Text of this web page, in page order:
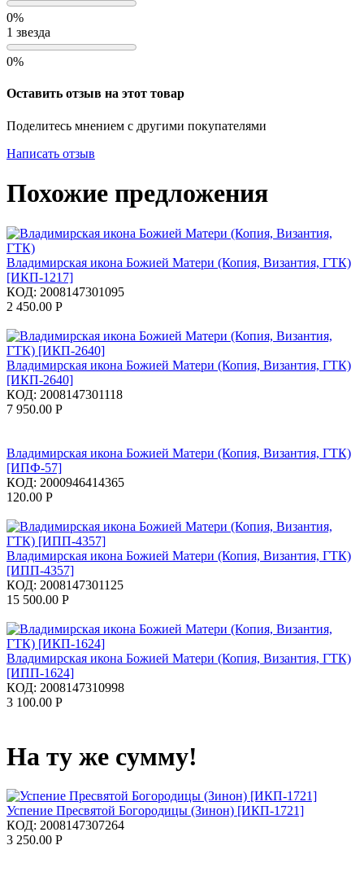
0%
1 звезда
0%
Оставить отзыв на этот товар
Поделитесь мнением с другими покупателями
Написать отзыв
Похожие предложения
Владимирская икона Божией Матери (Копия, Византия, ГТК)
[ИКП-1217]
КОД: 2008147301095
2 450.00 Р
Владимирская икона Божией Матери (Копия, Византия, ГТК)
[ИКП-2640]
КОД: 2008147301118
7 950.00 Р
Владимирская икона Божией Матери (Копия, Византия, ГТК)
[ИПФ-57]
КОД: 2000946414365
120.00 Р
Владимирская икона Божией Матери (Копия, Византия, ГТК)
[ИПП-4357]
КОД: 2008147301125
15 500.00 Р
Владимирская икона Божией Матери (Копия, Византия, ГТК)
[ИПП-1624]
КОД: 2008147310998
3 100.00 Р
На ту же сумму!
Успение Пресвятой Богородицы (Зинон) [ИКП-1721]
КОД: 2008147307264
3 250.00 Р